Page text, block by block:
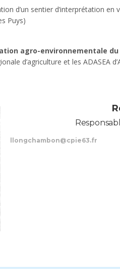
d’un sentier d’interprétation en
Puys)
agro-environnementale
d’agriculture et les ADASEA
llongchambon@cpie63.fr